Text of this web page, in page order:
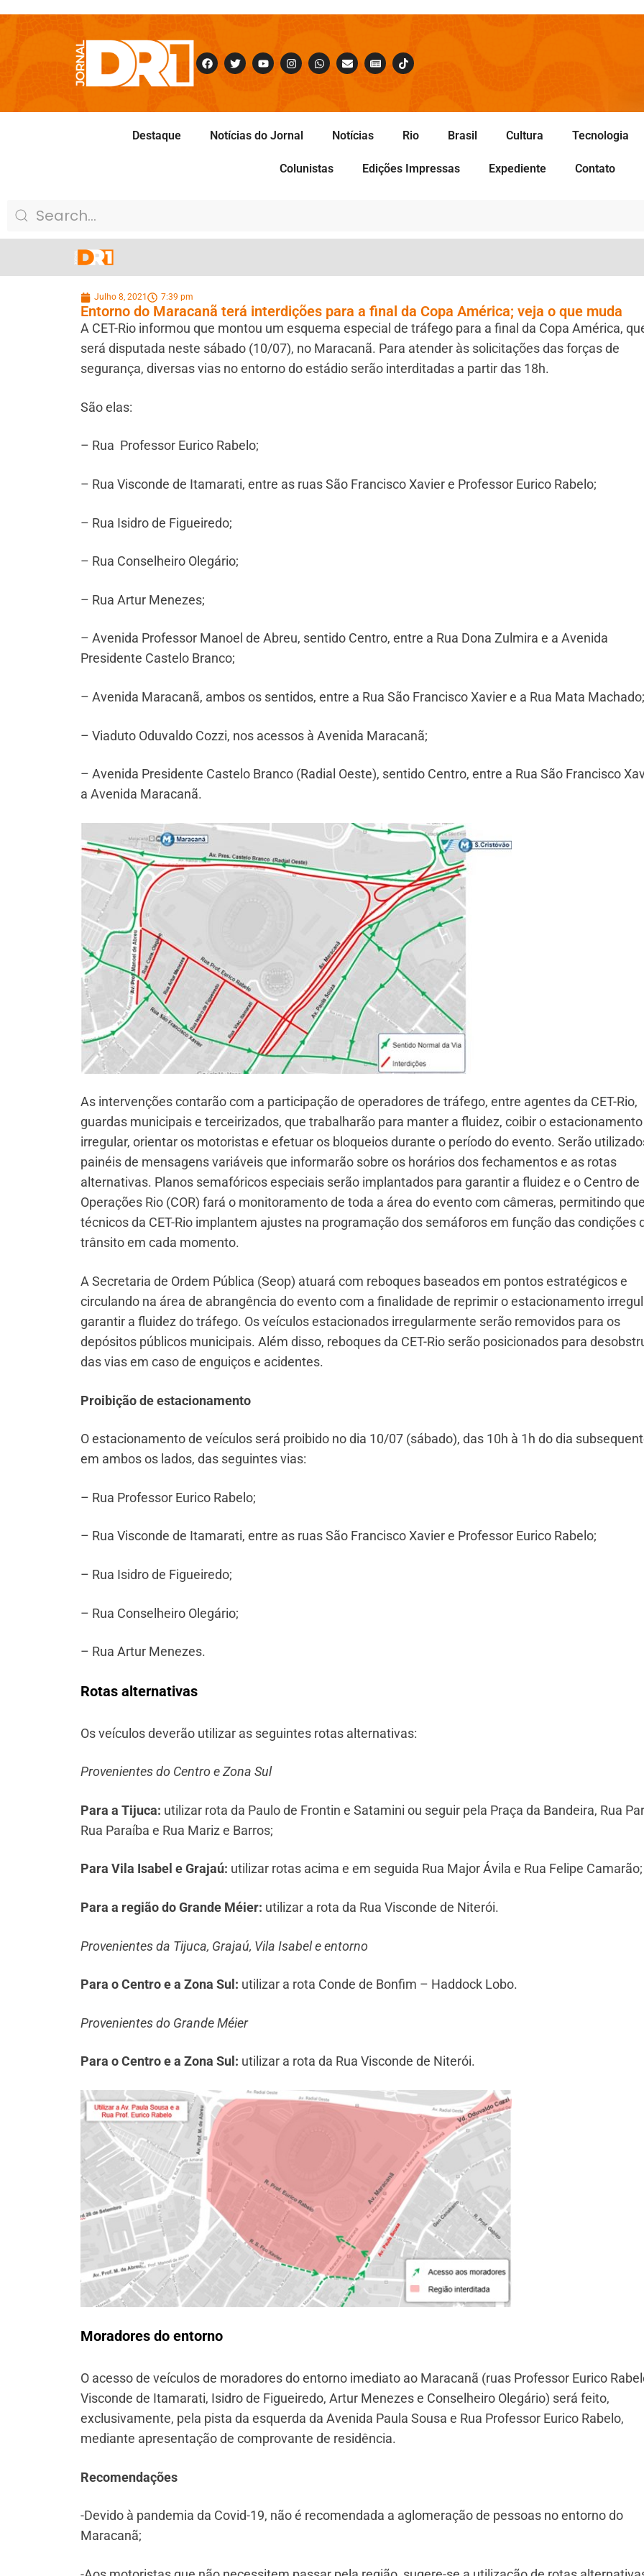
Destaque Notícias do Jornal Notícias Rio Brasil Cultura Tecnologia
Colunistas Edições Impressas Expediente Contato
Julho 8, 2021 7:39 pm
Entorno do Maracanã terá interdições para a final da Copa América; veja o que muda
A CET-Rio informou que montou um esquema especial de tráfego para a final da Copa América,
será disputada neste sábado (10/07), no Maracanã. Para atender às solicitações das forças de
segurança, diversas vias no entorno do estádio serão interditadas a partir das 18h.
São elas:
– Rua Professor Eurico Rabelo;
– Rua Visconde de Itamarati, entre as ruas São Francisco Xavier e Professor Eurico Rabelo;
– Rua Isidro de Figueiredo;
– Rua Conselheiro Olegário;
– Rua Artur Menezes;
– Avenida Professor Manoel de Abreu, sentido Centro, entre a Rua Dona Zulmira e a Avenida
Presidente Castelo Branco;
– Avenida Maracanã, ambos os sentidos, entre a Rua São Francisco Xavier e a Rua Mata Machado;
– Viaduto Oduvaldo Cozzi, nos acessos à Avenida Maracanã;
– Avenida Presidente Castelo Branco (Radial Oeste), sentido Centro, entre a Rua São Francisco
a Avenida Maracanã.
As intervenções contarão com a participação de operadores de tráfego, entre agentes da CET-Rio,
guardas municipais e terceirizados, que trabalharão para manter a fluidez, coibir o estacionamento
irregular, orientar os motoristas e efetuar os bloqueios durante o período do evento. Serão
painéis de mensagens variáveis que informarão sobre os horários dos fechamentos e as rotas
alternativas. Planos semafóricos especiais serão implantados para garantir a fluidez e o Centro de
Operações Rio (COR) fará o monitoramento de toda a área do evento com câmeras, permitindo
técnicos da CET-Rio implantem ajustes na programação dos semáforos em função das condições
trânsito em cada momento.
A Secretaria de Ordem Pública (Seop) atuará com reboques baseados em pontos estratégicos e
circulando na área de abrangência do evento com a finalidade de reprimir o estacionamento
garantir a fluidez do tráfego. Os veículos estacionados irregularmente serão removidos para os
depósitos públicos municipais. Além disso, reboques da CET-Rio serão posicionados para
das vias em caso de enguiços e acidentes.
Proibição de estacionamento
O estacionamento de veículos será proibido no dia 10/07 (sábado), das 10h à 1h do dia
em ambos os lados, das seguintes vias:
– Rua Professor Eurico Rabelo;
– Rua Visconde de Itamarati, entre as ruas São Francisco Xavier e Professor Eurico Rabelo;
– Rua Isidro de Figueiredo;
– Rua Conselheiro Olegário;
– Rua Artur Menezes.
Rotas alternativas
Os veículos deverão utilizar as seguintes rotas alternativas:
Provenientes do Centro e Zona Sul
Para a Tijuca: utilizar rota da Paulo de Frontin e Satamini ou seguir pela Praça da Bandeira, Rua
Rua Paraíba e Rua Mariz e Barros;
Para Vila Isabel e Grajaú: utilizar rotas acima e em seguida Rua Major Ávila e Rua Felipe Camarão;
Para a região do Grande Méier: utilizar a rota da Rua Visconde de Niterói.
Provenientes da Tijuca, Grajaú, Vila Isabel e entorno
Para o Centro e a Zona Sul: utilizar a rota Conde de Bonfim – Haddock Lobo.
Provenientes do Grande Méier
Para o Centro e a Zona Sul: utilizar a rota da Rua Visconde de Niterói.
Moradores do entorno
O acesso de veículos de moradores do entorno imediato ao Maracanã (ruas Professor Eurico
Visconde de Itamarati, Isidro de Figueiredo, Artur Menezes e Conselheiro Olegário) será feito,
exclusivamente, pela pista da esquerda da Avenida Paula Sousa e Rua Professor Eurico Rabelo,
mediante apresentação de comprovante de residência.
Recomendações
-Devido à pandemia da Covid-19, não é recomendada a aglomeração de pessoas no entorno do
Maracanã;